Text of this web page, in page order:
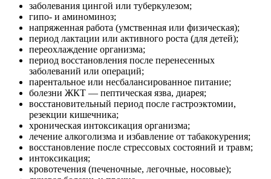
заболевания цингой или туберкулезом;
гипо- и аминоминоз;
напряженная работа (умственная или физическая);
период лактации или активного роста (для детей);
переохлаждение организма;
период восстановления после перенесенных
заболеваний или операций;
парентальное или несбалансированное питание;
болезни ЖКТ — пептическая язва, диарея;
восстановительный период после гастроэктомии,
резекции кишечника;
хроническая интоксикация организма;
лечение алкоголизма и избавление от табакокурения;
восстановление после стрессовых состояний и травм;
интоксикация;
кровотечения (печеночные, легочные, носовые);